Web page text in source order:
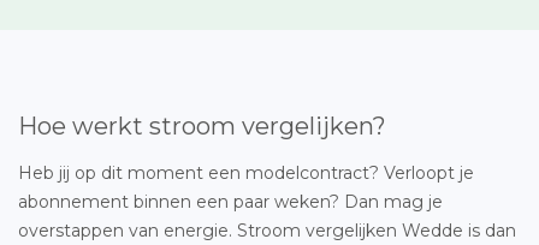
Hoe werkt stroom vergelijken?
Heb jij op dit moment een modelcontract? Verloopt je
abonnement binnen een paar weken? Dan mag je
overstappen van energie. Stroom vergelijken Wedde is dan